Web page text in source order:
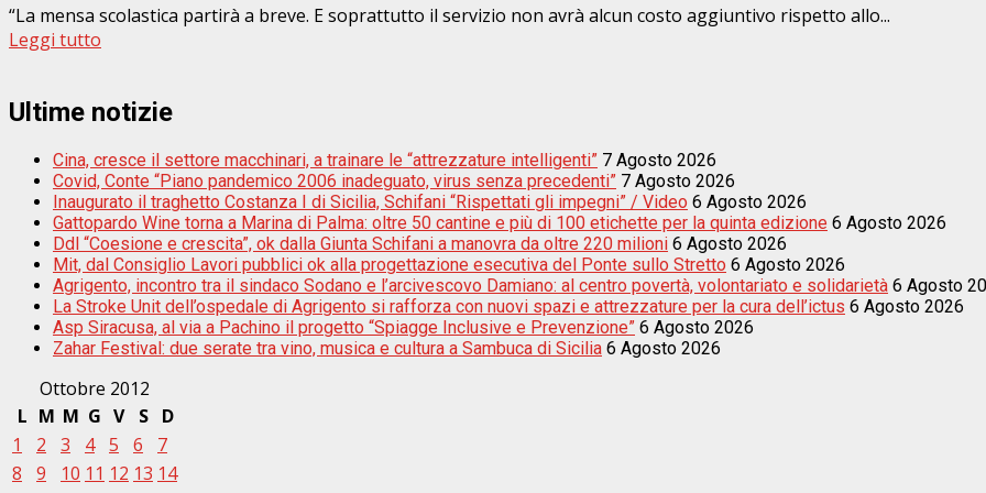
“La mensa scolastica partirà a breve. E soprattutto il servizio non avrà alcun costo aggiuntivo rispetto allo...
Leggi tutto
Ultime notizie
Cina, cresce il settore macchinari, a trainare le “attrezzature intelligenti” 7 Agosto 2026
Covid, Conte “Piano pandemico 2006 inadeguato, virus senza precedenti” 7 Agosto 2026
Inaugurato il traghetto Costanza I di Sicilia, Schifani “Rispettati gli impegni” / Video 6 Agosto 2026
Gattopardo Wine torna a Marina di Palma: oltre 50 cantine e più di 100 etichette per la quinta edizione 6 Agosto 2026
Ddl “Coesione e crescita”, ok dalla Giunta Schifani a manovra da oltre 220 milioni 6 Agosto 2026
Mit, dal Consiglio Lavori pubblici ok alla progettazione esecutiva del Ponte sullo Stretto 6 Agosto 2026
Agrigento, incontro tra il sindaco Sodano e l’arcivescovo Damiano: al centro povertà, volontariato e solidarietà 6 Agosto
La Stroke Unit dell’ospedale di Agrigento si rafforza con nuovi spazi e attrezzature per la cura dell’ictus 6 Agosto 2026
Asp Siracusa, al via a Pachino il progetto “Spiagge Inclusive e Prevenzione” 6 Agosto 2026
Zahar Festival: due serate tra vino, musica e cultura a Sambuca di Sicilia 6 Agosto 2026
Ottobre 2012
L M M G V S
D
1
2 3 4 5 6
7
8
9 10 11 12 13 14